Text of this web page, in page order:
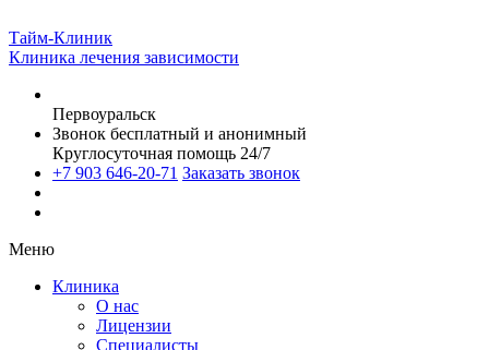
Тайм-Клиник
Клиника лечения зависимости
Первоуральск
Звонок бесплатный и анонимный
Круглосуточная помощь 24/7
+7 903 646-20-71 Заказать звонок
Меню
Клиника
О нас
Лицензии
Специалисты